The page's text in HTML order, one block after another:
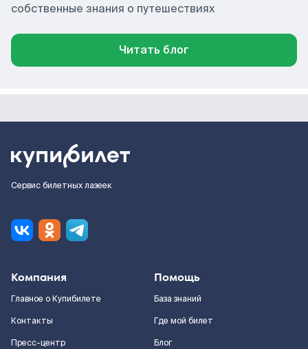
собственные знания о путешествиях
Читать блог
Сервис билетных лазеек
Компания
Главное о Купибилете
Контакты
Пресс-центр
Помощь
База знаний
Где мой билет
Блог